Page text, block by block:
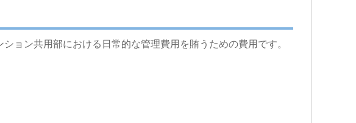
ョン共用部における日常的な管理費用を賄うための費用です。